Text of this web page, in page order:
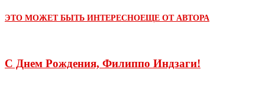
ЭТО МОЖЕТ БЫТЬ ИНТЕРЕСНОЕЩЕ ОТ АВТОРА
С Днем Рождения, Филиппо Индзаги!